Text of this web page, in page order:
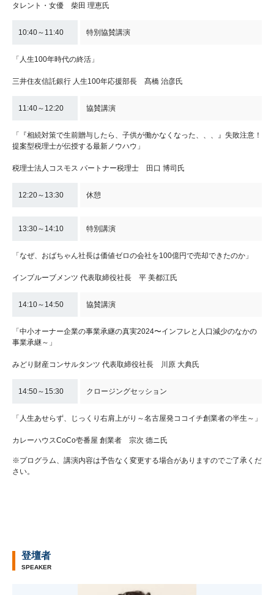
タレント・女優 柴田 理恵氏
10:40～11:40 特別協賛講演
「人生100年時代の終活」
三井住友信託銀行 人生100年応援部長 髙橋 治彦氏
11:40～12:20 協賛講演
「『相続対策で生前贈与したら、子供が働かなくなった、、、』失敗注意！
提案型税理士が伝授する最新ノウハウ」
税理士法人コスモス パートナー税理士 田口 博司氏
12:20～13:30 休憩
13:30～14:10 特別講演
「なぜ、おばちゃん社長は価値ゼロの会社を100億円で売却できたのか」
インプルーブメンツ 代表取締役社長 平 美都江氏
14:10～14:50 協賛講演
「中小オーナー企業の事業承継の真実2024〜インフレと人口減少のなかの
事業承継～」
みどり財産コンサルタンツ 代表取締役社長 川原 大典氏
14:50～15:30 クロージングセッション
「人生あせらず、じっくり右肩上がり～名古屋発ココイチ創業者の半生～」
カレーハウスCoCo壱番屋 創業者 宗次 德ニ氏
※プログラム、講演内容は予告なく変更する場合がありますのでご了承くだ
さい。
登壇者
SPEAKER